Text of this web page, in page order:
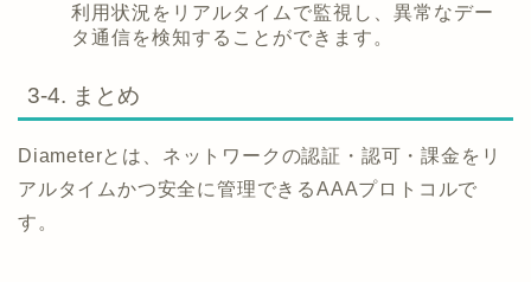
利用状況をリアルタイムで監視し、異常なデー
タ通信を検知することができます。
3-4. まとめ
Diameterとは、ネットワークの認証・認可・課金をリ
アルタイムかつ安全に管理できるAAAプロトコルで
す。